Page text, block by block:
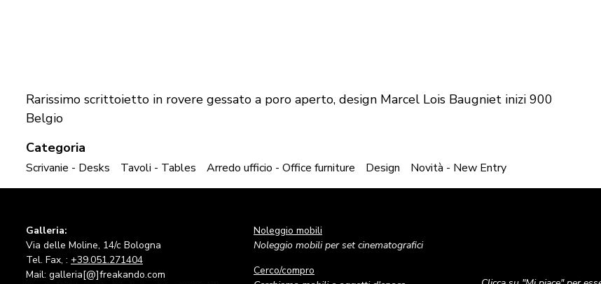
Rarissimo scrittoietto in rovere gessato a poro aperto, design Marcel Lois Baugniet inizi 900
Belgio
Categoria
Scrivanie - Desks Tavoli - Tables Arredo ufficio - Office furniture Design Novità - New Entry
Galleria:
Via delle Moline, 14/c Bologna
Tel. Fax, : +39.051.271404
Mail: galleria[@]freakando.com
Noleggio mobili
Noleggio mobili per set cinematografici
Cerco/compro